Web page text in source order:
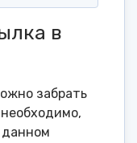
в
забрать
данном